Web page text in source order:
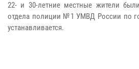
22- и 30-летние местные жители
отдела полиции №1 УМВД России по
устанавливается.